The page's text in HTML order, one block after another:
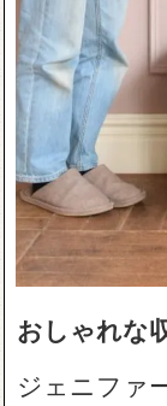
おしゃれな
ジェニファ